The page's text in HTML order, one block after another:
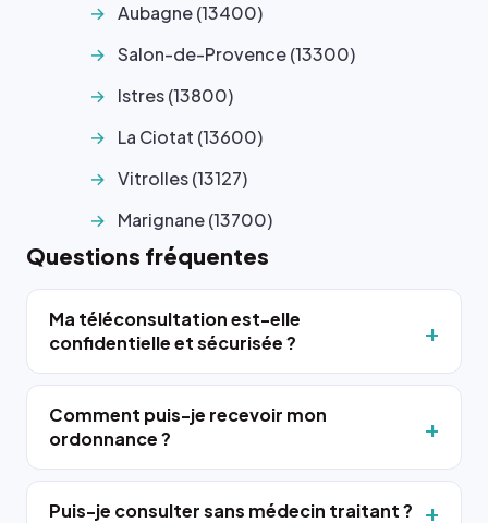
Aubagne (13400)
Salon-de-Provence (13300)
Istres (13800)
La Ciotat (13600)
Vitrolles (13127)
Marignane (13700)
Questions fréquentes
Ma téléconsultation est-elle
confidentielle et sécurisée ?
Comment puis-je recevoir mon
ordonnance ?
Puis-je consulter sans médecin traitant ?